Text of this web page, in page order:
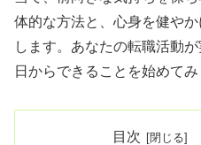
体的な方法と、心身を健や
します。あなたの転職活動
日からできることを始めてみ
目次